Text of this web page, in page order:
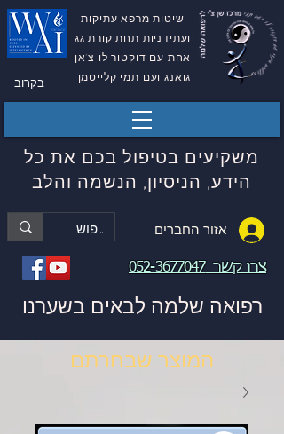
שיטות מרפא עתיקות
ועתידניות תחת קורת גג
אחת עם דוקטור לו צ'אן
גואנג ועם תמי קלייטמן
בקרוב
משקיעים בטיפול בכם את כל
הידע, הניסיון, הנשמה והלב
אזור החברים
צרו קשר052-3677047
רפואה שלמה לבאים בשערנו
המוצר שבחרתם